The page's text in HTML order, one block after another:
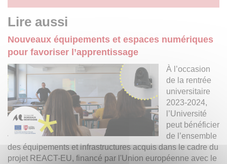
Lire aussi
Nouveaux équipements et espaces numériques
pour favoriser l’apprentissage
À l’occasion
de la rentrée
universitaire
2023-2024,
l’Université
peut bénéficier
de l’ensemble
des équipements et infrastructures acquis dans le cadre du
projet REACT-EU, financé par l'Union européenne avec le